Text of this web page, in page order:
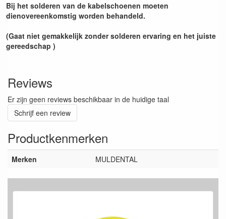
Bij het ​​solderen van de kabelschoenen moeten
dienovereenkomstig worden behandeld.
(Gaat niet gemakkelijk zonder solderen ervaring en het juiste
gereedschap )
Reviews
Er zijn geen reviews beschikbaar in de huidige taal
Schrijf een review
Productkenmerken
Merken MULDENTAL